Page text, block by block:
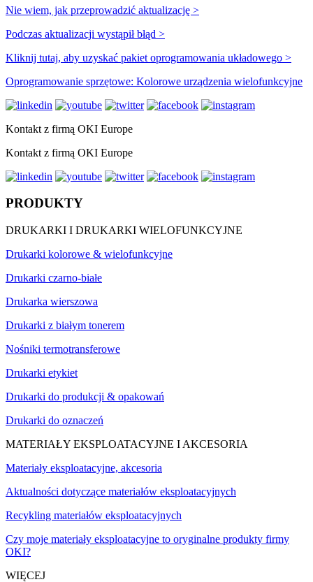
Nie wiem, jak przeprowadzić aktualizację >
Podczas aktualizacji wystąpił błąd >
Kliknij tutaj, aby uzyskać pakiet oprogramowania układowego >
Oprogramowanie sprzętowe: Kolorowe urządzenia wielofunkcyjne
Kontakt z firmą OKI Europe
Kontakt z firmą OKI Europe
PRODUKTY
DRUKARKI I DRUKARKI WIELOFUNKCYJNE
Drukarki kolorowe & wielofunkcyjne
Drukarki czarno-białe
Drukarka wierszowa
Drukarki z białym tonerem
Nośniki termotransferowe
Drukarki etykiet
Drukarki do produkcji & opakowań
Drukarki do oznaczeń
MATERIAŁY EKSPLOATACYJNE I AKCESORIA
Materiały eksploatacyjne, akcesoria
Aktualności dotyczące materiałów eksploatacyjnych
Recykling materiałów eksploatacyjnych
Czy moje materiały eksploatacyjne to oryginalne produkty firmy
OKI?
WIĘCEJ